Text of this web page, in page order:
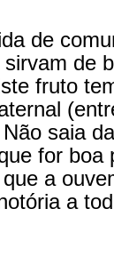
de
de
fruto
saia
for boa
a
a